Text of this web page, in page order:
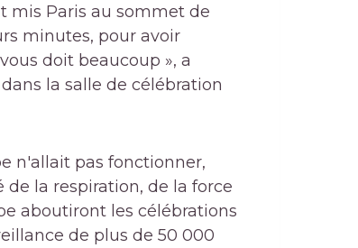
mis Paris au sommet de
minutes, pour avoir
doit beaucoup », a
la salle de célébration
n'allait pas fonctionner,
la respiration, de la force
aboutiront les célébrations
de plus de 50 000